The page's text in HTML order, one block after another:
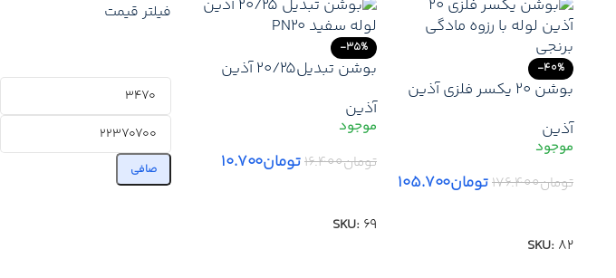
-40%
بوشن 20 یکسر فلزی آذین
به فلزی با آب‌بندی مطمئن
آذین
تومان۱۷۶.۴۰۰تومان۱۰۵.۷۰۰
SKU: 82
-35%
بوشن تبدیل20/25 آذین
لوله‌های با قطر متفاوت در
سیستم‌های آب‌رسانی
آذین
تومان۱۶.۴۰۰تومان۱۰.۷۰۰
SKU: 69
فیلتر قیمت
صافی